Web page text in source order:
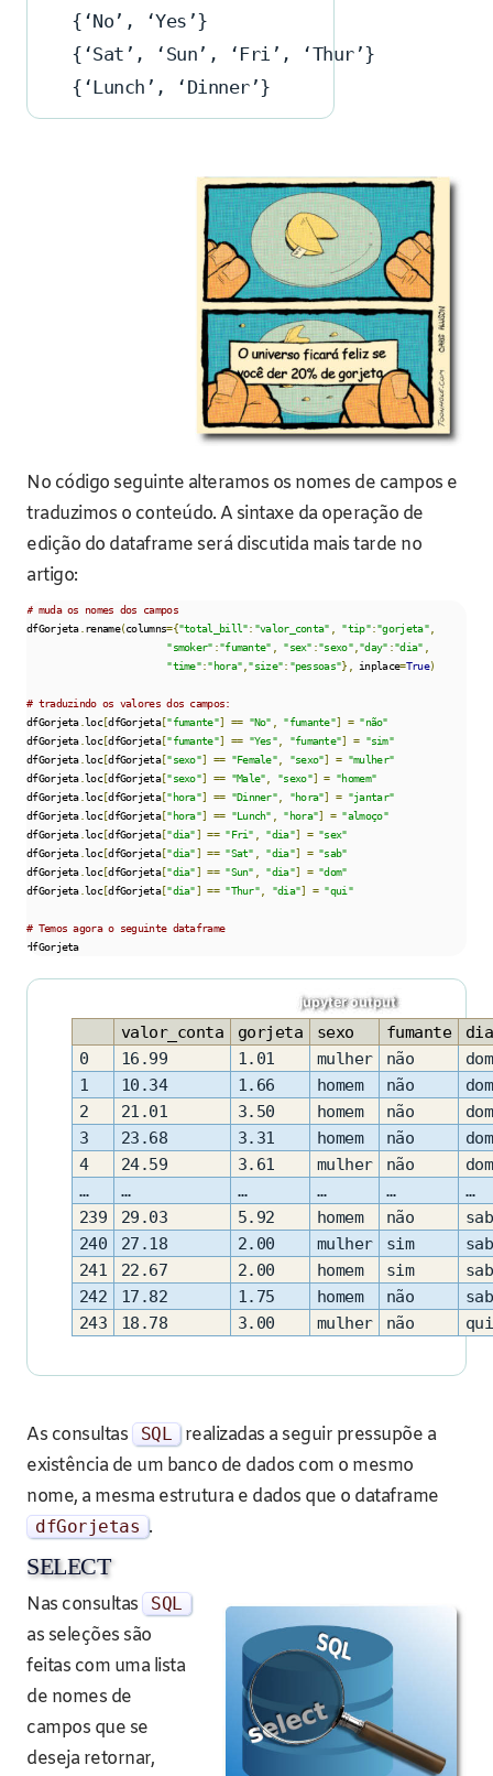
{‘No’, ‘Yes’}
{‘Sat’, ‘Sun’, ‘Fri’, ‘Thur’}
{‘Lunch’, ‘Dinner’}
No código seguinte alteramos os nomes de campos e
traduzimos o conteúdo. A sintaxe da operação de
edição do dataframe será discutida mais tarde no
artigo:
# muda os nomes dos campos
dfGorjeta. rename(columns={"total_bill": "valor_conta" "tip":"gorjeta",
"smoker" :"fumante" "sex" :"sexo", "day" :"dia"
"time":"hora" "size": "pessoas"}, inplace=True)
# traduzindo os valores dos campos:
dfGorjeta.loc[dfGorjeta["fumante"] == "No" "fumante"] = "não"
dfGorjeta.loc[dfGorjeta["fumante"] == "Yes" "fumante"] = "sim"
dfGorjeta.loc[dfGorjeta["sexo"] == "Female" "sexo"] = "mulher"
dfGorjeta.loc[dfGorjeta["sexo"] == "Male" "sexo"] = "homem"
dfGorjeta.loc[dfGorjeta["hora"] == "Dinner" "hora"] = "jantar"
dfGorjeta.loc[dfGorjeta["hora"] == "Lunch" "hora"] = "almoço"
dfGorjeta.loc[dfGorjeta["dia"] == "Fri" "dia"] = "sex"
dfGorjeta.loc[dfGorjeta["dia"] == "Sat" "dia"] = "sab"
dfGorjeta.loc[dfGorjeta["dia"] == "Sun" "dia"] = "dom"
dfGorjeta.loc[dfGorjeta["dia"] == "Thur" "dia"] = "qui"
# Temos agora o seguinte dataframe
dfGorjeta
valor_conta gorjeta sexo fumante
dia
0
16.99 1.01 mulher não
dom
1
10.34 1.66 homem não
dom
2
21.01 3.50 homem não
dom
3
23.68 3.31 homem não
dom
4
24.59 3.61 mulher não
dom
…
… … … …
…
239
29.03 5.92 homem não
sab
240
27.18 2.00 mulher sim
sab
241
22.67 2.00 homem sim
sab
242
17.82 1.75 homem não
sab
243
18.78 3.00 mulher não qui
As consultas SQL
realizadas a seguir pressupõe a
existência de um banco de dados com o mesmo
nome, a mesma estrutura e dados que o dataframe
dfGorjetas .
SELECT
Nas consultas SQL
as seleções são
feitas com uma lista
de nomes de
campos que se
deseja retornar,